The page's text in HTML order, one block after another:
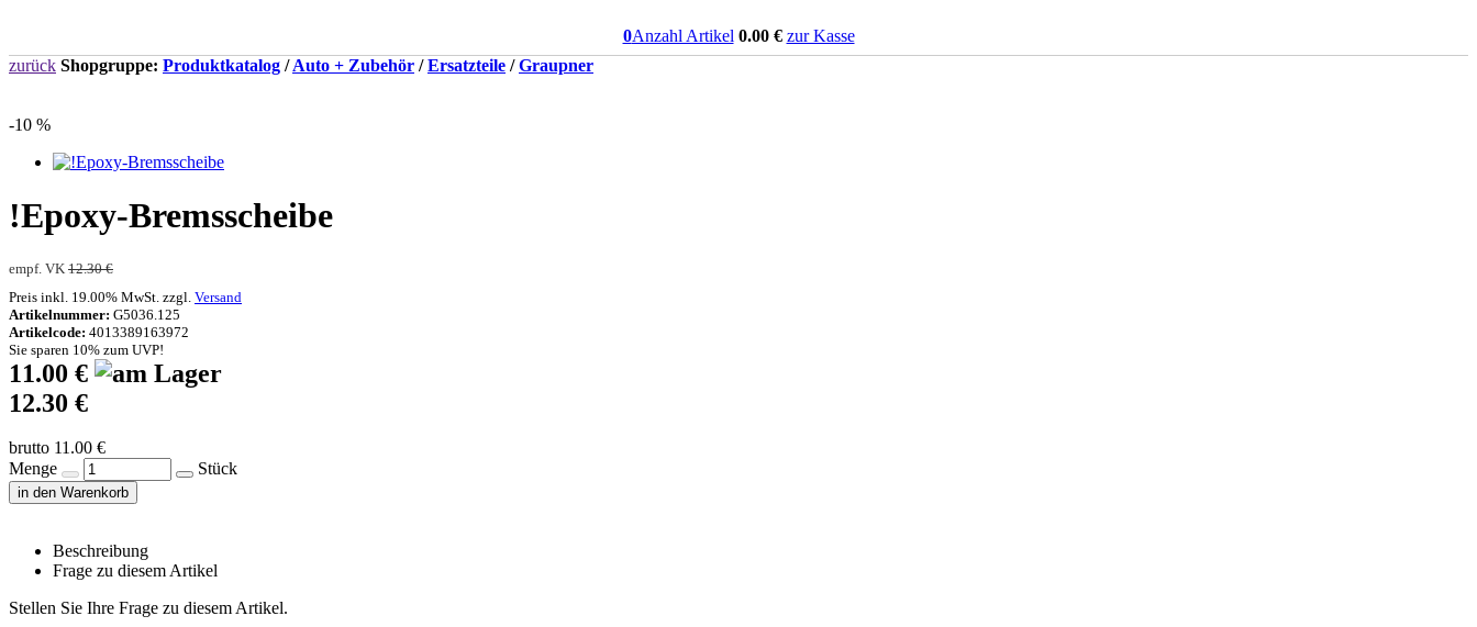
0Anzahl Artikel 0.00€ zur Kasse
zurück Shopgruppe: Produktkatalog /Auto + Zubehör /Ersatzteile /Graupner
-10 %
!Epoxy-Bremsscheibe
empf. VK 12.30 €
Preis inkl. 19.00% MwSt. zzgl. Versand
Artikelnummer: G5036.125
Artikelcode: 4013389163972
Sie sparen 10% zum UVP!
11.00 €
12.30 €
brutto 11.00 €
Menge
Stück
in den Warenkorb
Beschreibung
Frage zu diesem Artikel
Stellen Sie Ihre Frage zu diesem Artikel.